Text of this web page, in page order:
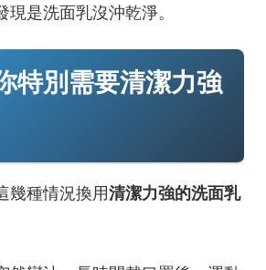
是洗面乳沒沖乾淨。
特別需要清潔力強
幾種情況換用清潔力強的洗面乳